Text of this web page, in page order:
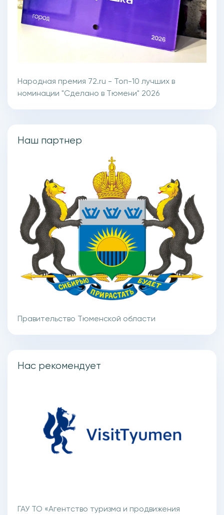
Народная премия 72.ru - Топ-10 лучших в
номинации "Сделано в Тюмени" 2026
Наш партнер
Правительство Тюменской области
Нас рекомендует
ГАУ ТО «Агентство туризма и продвижения